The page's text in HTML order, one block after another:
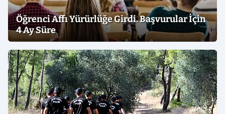
Öğrenci Affı Yürürlüğe Girdi. Başvurular İçin
4 Ay Süre